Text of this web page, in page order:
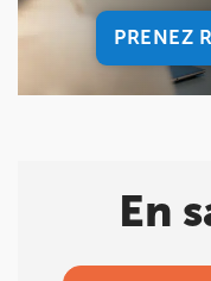
PRENEZ
PRENEZ
En